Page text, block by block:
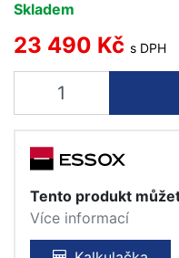
Skladem
23 490 Kč s DPH
Tento produkt
Více informací